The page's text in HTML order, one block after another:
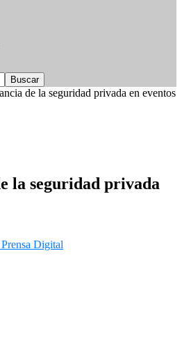
de la seguridad privada en eventos
la seguridad privada
Digital